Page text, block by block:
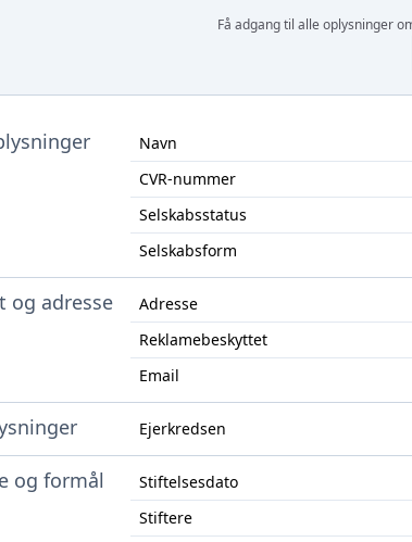
Få adgang til alle oplysninger
Navn
CVR-nummer
Selskabsstatus
Selskabsform
og adresse Adresse
Reklamebeskyttet
Email
Ejerkredsen
og formål Stiftelsesdato
Stiftere